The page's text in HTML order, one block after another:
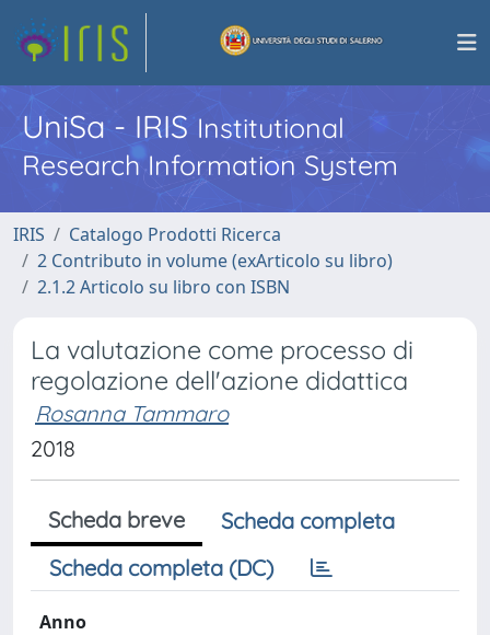
UniSa - IRISInstitutional
Research Information System
IRIS
Catalogo Prodotti Ricerca
2 Contributo in volume (exArticolo su libro)
2.1.2 Articolo su libro con ISBN
La valutazione come processo di
regolazione dell'azione didattica
Rosanna Tammaro
2018
Scheda breve
Scheda completa
Scheda completa (DC)
Anno